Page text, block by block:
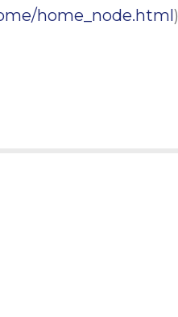
home_node.html)